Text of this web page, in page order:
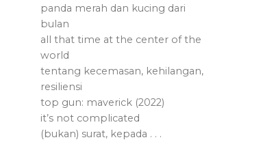
panda merah dan kucing dari
bulan
all that time at the center of the
world
tentang kecemasan, kehilangan,
resiliensi
top gun: maverick (2022)
it’s not complicated
(bukan) surat, kepada . . .